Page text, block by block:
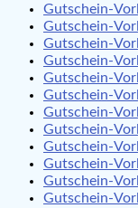
Gutschein-
Gutschein-
Gutschein-
Gutschein-
Gutschein-
Gutschein-
Gutschein-
Gutschein-
Gutschein-
Gutschein-
Gutschein-
Gutschein-